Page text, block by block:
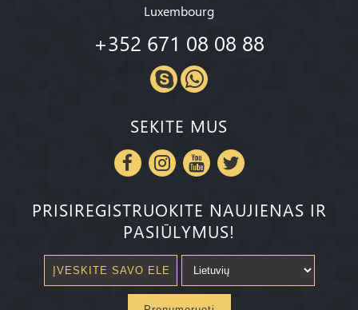
Luxembourg
+352 671 08 08 88
SEKITE MUS
PRISIREGISTRUOKITE NAUJIENAS IR
PASIŪLYMUS!